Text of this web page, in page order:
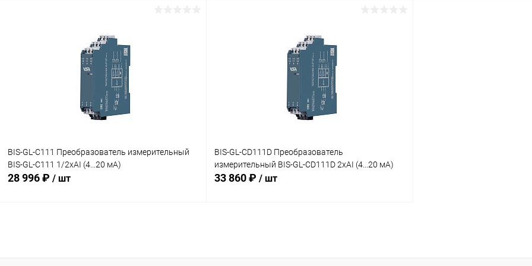
Сравнение
Под заказ
Сравнение
Под заказ
BIS-GL-C111 Преобразователь измерительный
BIS-GL-C111 1/2хAI (4...20 мА)
28 996 ₽ / шт
Купить в 1 клик Сравнение
BIS-GL-CD111D Преобразователь
измерительный BIS-GL-CD111D 2хAI (4...20 мА)
33 860 ₽ / шт
Купить в 1 клик Сравнение